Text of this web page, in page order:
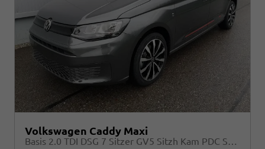
Volkswagen Caddy Maxi
Basis 2.0 TDI DSG 7 Sitzer GV5 Sitzh Kam PDC Sport Edition